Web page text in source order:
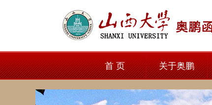
首 页 关于奥鹏